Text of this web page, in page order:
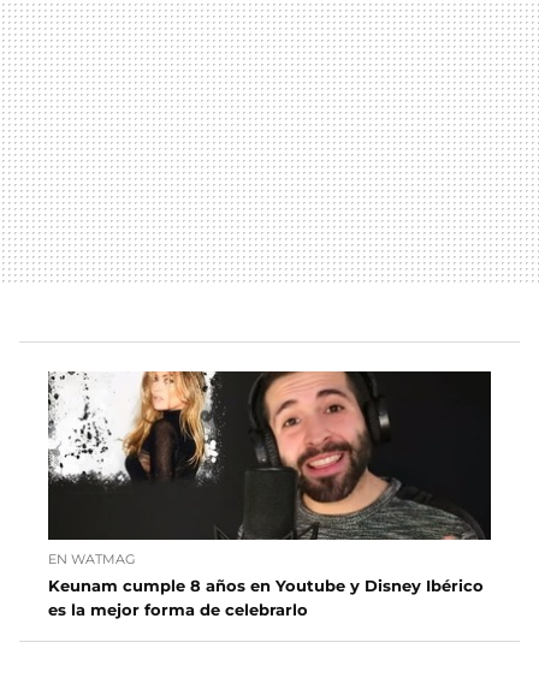
EN WATMAG
Keunam cumple 8 años en Youtube y Disney Ibérico
es la mejor forma de celebrarlo